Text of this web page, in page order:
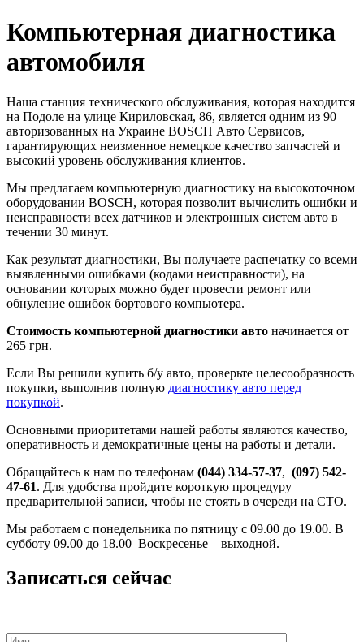
Компьютерная диагностика
автомобиля
Наша станция технического обслуживания, которая находится
на Подоле на улице Кириловская, 86, является одним из 90
авторизованных на Украине BOSCH Авто Сервисов,
гарантирующих неизменное немецкое качество запчастей и
высокий уровень обслуживания клиентов.
Мы предлагаем компьютерную диагностику на высокоточном
оборудовании BOSCH, которая позволит вычислить ошибки и
неисправности всех датчиков и электронных систем авто в
течении 30 минут.
Как результат диагностики, Вы получаете распечатку со всеми
выявленными ошибками (кодами неисправности), на
основании которых можно будет провести ремонт или
обнуление ошибок бортового компьютера.
Стоимость компьютерной диагностики авто начинается от
265 грн.
Если Вы решили купить б/у авто, проверьте целесообразность
покупки, выполнив полную диагностику авто перед
покупкой.
Основными приоритетами нашей работы являются качество,
оперативность и демократичные цены на работы и детали.
Обращайтесь к нам по телефонам (044) 334-57-37, (097) 542-
47-61. Для удобства пройдите короткую процедуру
предварительной записи, чтобы не стоять в очереди на СТО.
Мы работаем с понедельника по пятницу с 09.00 до 19.00. В
субботу 09.00 до 18.00 Воскресенье – выходной.
Записаться сейчас